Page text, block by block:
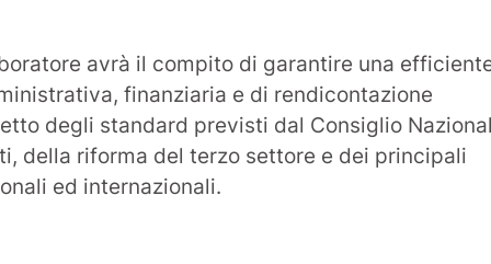
avrà il compito di garantire una
finanziaria e di rendicontazione
degli standard previsti dal Consiglio
della riforma del terzo settore e dei principali
ed internazionali.